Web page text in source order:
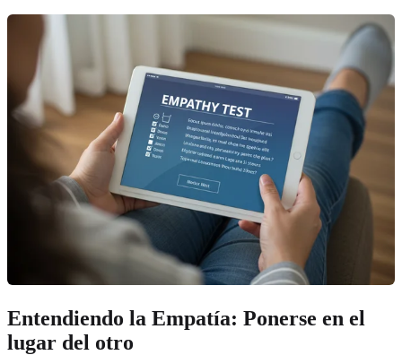
Entendiendo la Empatía: Ponerse en el
lugar del otro